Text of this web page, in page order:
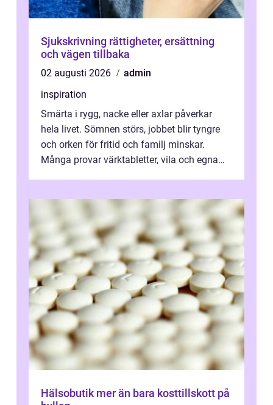
Sjukskrivning rättigheter, ersättning
och vägen tillbaka
02 augusti 2026
admin
inspiration
Smärta i rygg, nacke eller axlar påverkar
hela livet. Sömnen störs, jobbet blir tyngre
och orken för fritid och familj minskar.
Många provar värktabletter, vila och egna
Hälsobutik mer än bara kosttillskott på